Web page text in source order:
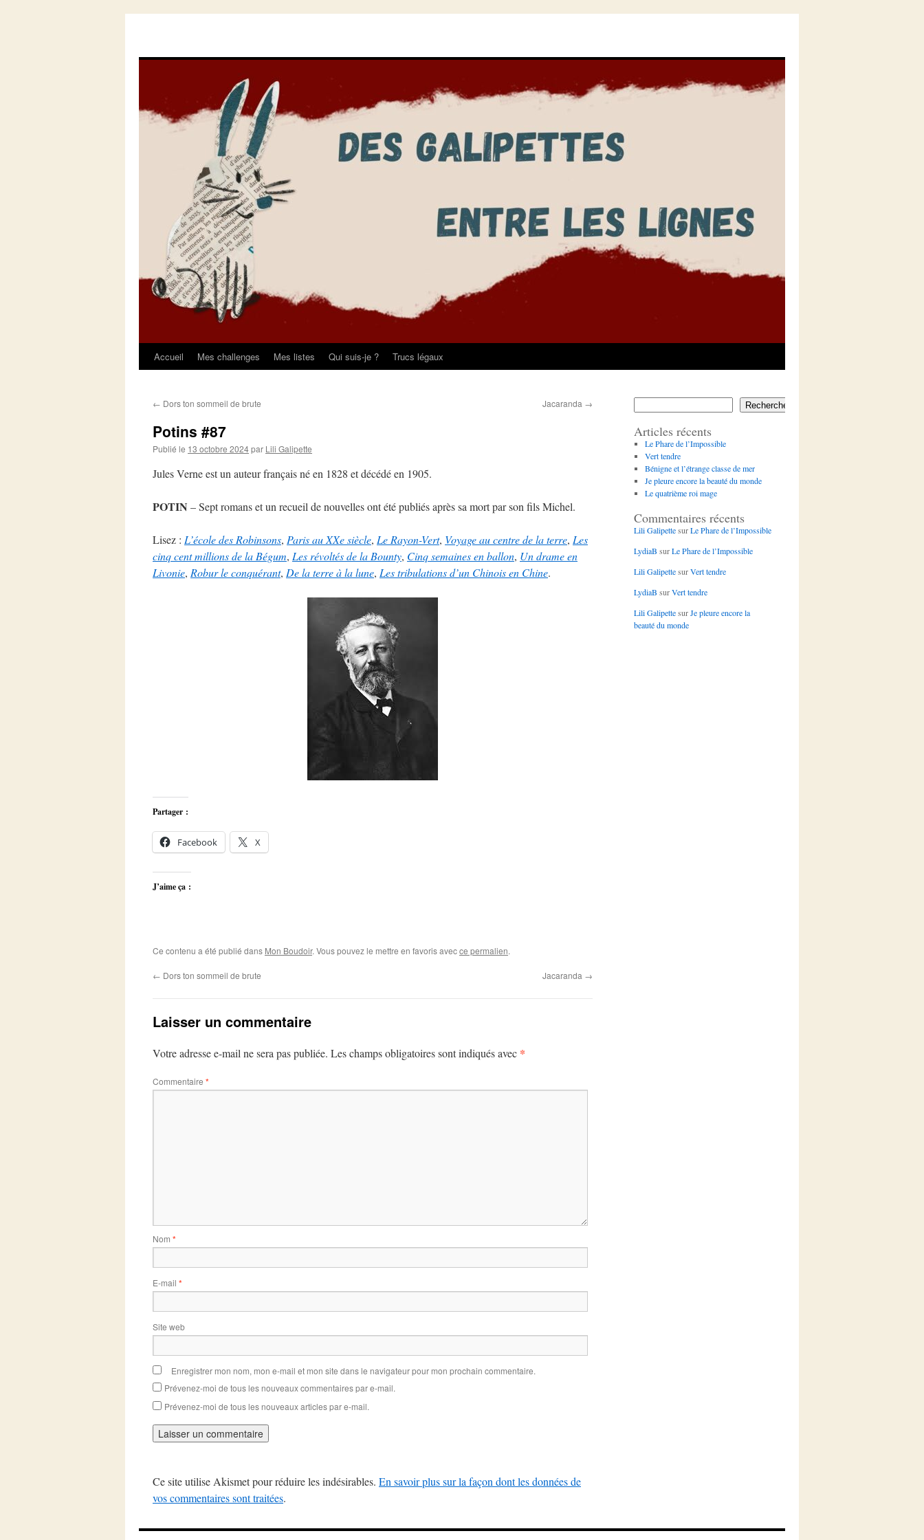
Aller
contenu
Accueil Mes challenges Mes listes Qui suis-je ? Trucs légaux
← Dors ton sommeil de brute Jacaranda →
Potins #87
Publié le 13 octobre 2024par Lili Galipette
Jules Verne est un auteur français né en 1828 et décédé en 1905.
POTIN – Sept romans et un recueil de nouvelles ont été publiés après sa mort par son fils Michel.
Lisez : L’école des Robinsons, Paris au XXe siècle, Le Rayon-Vert, Voyage au centre de la terre, Les
cinq cent millions de la Bégum, Les révoltés de la Bounty, Cinq semaines en ballon, Un drame en
Livonie, Robur le conquérant, De la terre à la lune, Les tribulations d’un Chinois en Chine.
Partager :
Facebook X
J’aime ça :
Ce contenu a été publié dans Mon Boudoir. Vous pouvez le mettre en favoris avecce permalien.
← Dors ton sommeil de brute Jacaranda →
Laisser un commentaire
Votre adresse e-mail ne sera pas publiée. Les champs obligatoires sont indiqués avec *
Commentaire *
Nom *
E-mail *
Site web
Enregistrer mon nom, mon e-mail et mon site dans le navigateur pour mon prochain commentaire.
Prévenez-moi de tous les nouveaux commentaires par e-mail.
Prévenez-moi de tous les nouveaux articles par e-mail.
Ce site utilise Akismet pour réduire les indésirables. En savoir plus sur la façon dont les données de
vos commentaires sont traitées.
Rechercher
Articles récents
Le Phare de l’Impossible
Vert tendre
Bénigne et l’étrange classe de mer
Je pleure encore la beauté du monde
Le quatrième roi mage
Commentaires récents
Lili GalipettesurLe Phare de l’Impossible
LydiaB surLe Phare de l’Impossible
Lili GalipettesurVert tendre
LydiaB surVert tendre
Lili GalipettesurJe pleure encore la
beauté du monde